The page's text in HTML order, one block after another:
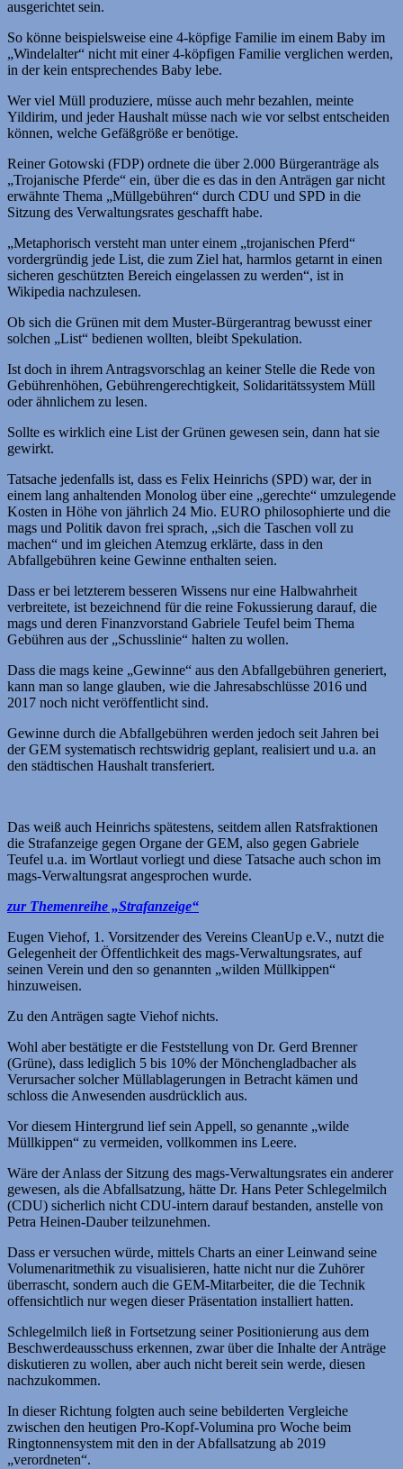
ausgerichtet sein.
So könne beispielsweise eine 4-köpfige Familie im einem Baby im
„Windelalter“ nicht mit einer 4-köpfigen Familie verglichen werden,
in der kein entsprechendes Baby lebe.
Wer viel Müll produziere, müsse auch mehr bezahlen, meinte
Yildirim, und jeder Haushalt müsse nach wie vor selbst entscheiden
können, welche Gefäßgröße er benötige.
Reiner Gotowski (FDP) ordnete die über 2.000 Bürgeranträge als
„Trojanische Pferde“ ein, über die es das in den Anträgen gar nicht
erwähnte Thema „Müllgebühren“ durch CDU und SPD in die
Sitzung des Verwaltungsrates geschafft habe.
„Metaphorisch versteht man unter einem „trojanischen Pferd“
vordergründig jede List, die zum Ziel hat, harmlos getarnt in einen
sicheren geschützten Bereich eingelassen zu werden“, ist in
Wikipedia nachzulesen.
Ob sich die Grünen mit dem Muster-Bürgerantrag bewusst einer
solchen „List“ bedienen wollten, bleibt Spekulation.
Ist doch in ihrem Antragsvorschlag an keiner Stelle die Rede von
Gebührenhöhen, Gebührengerechtigkeit, Solidaritätssystem Müll
oder ähnlichem zu lesen.
Sollte es wirklich eine List der Grünen gewesen sein, dann hat sie
gewirkt.
Tatsache jedenfalls ist, dass es Felix Heinrichs (SPD) war, der in
einem lang anhaltenden Monolog über eine „gerechte“ umzulegende
Kosten in Höhe von jährlich 24 Mio. EURO philosophierte und die
mags und Politik davon frei sprach, „sich die Taschen voll zu
machen“ und im gleichen Atemzug erklärte, dass in den
Abfallgebühren keine Gewinne enthalten seien.
Dass er bei letzterem besseren Wissens nur eine Halbwahrheit
verbreitete, ist bezeichnend für die reine Fokussierung darauf, die
mags und deren Finanzvorstand Gabriele Teufel beim Thema
Gebühren aus der „Schusslinie“ halten zu wollen.
Dass die mags keine „Gewinne“ aus den Abfallgebühren generiert,
kann man so lange glauben, wie die Jahresabschlüsse 2016 und
2017 noch nicht veröffentlicht sind.
Gewinne durch die Abfallgebühren werden jedoch seit Jahren bei
der GEM systematisch rechtswidrig geplant, realisiert und u.a. an
den städtischen Haushalt transferiert.
Das weiß auch Heinrichs spätestens, seitdem allen Ratsfraktionen
die Strafanzeige gegen Organe der GEM, also gegen Gabriele
Teufel u.a. im Wortlaut vorliegt und diese Tatsache auch schon im
mags-Verwaltungsrat angesprochen wurde.
zur Themenreihe „Strafanzeige“
Eugen Viehof, 1. Vorsitzender des Vereins CleanUp e.V., nutzt die
Gelegenheit der Öffentlichkeit des mags-Verwaltungsrates, auf
seinen Verein und den so genannten „wilden Müllkippen“
hinzuweisen.
Zu den Anträgen sagte Viehof nichts.
Wohl aber bestätigte er die Feststellung von Dr. Gerd Brenner
(Grüne), dass lediglich 5 bis 10% der Mönchengladbacher als
Verursacher solcher Müllablagerungen in Betracht kämen und
schloss die Anwesenden ausdrücklich aus.
Vor diesem Hintergrund lief sein Appell, so genannte „wilde
Müllkippen“ zu vermeiden, vollkommen ins Leere.
Wäre der Anlass der Sitzung des mags-Verwaltungsrates ein anderer
gewesen, als die Abfallsatzung, hätte Dr. Hans Peter Schlegelmilch
(CDU) sicherlich nicht CDU-intern darauf bestanden, anstelle von
Petra Heinen-Dauber teilzunehmen.
Dass er versuchen würde, mittels Charts an einer Leinwand seine
Volumenaritmethik zu visualisieren, hatte nicht nur die Zuhörer
überrascht, sondern auch die GEM-Mitarbeiter, die die Technik
offensichtlich nur wegen dieser Präsentation installiert hatten.
Schlegelmilch ließ in Fortsetzung seiner Positionierung aus dem
Beschwerdeausschuss erkennen, zwar über die Inhalte der Anträge
diskutieren zu wollen, aber auch nicht bereit sein werde, diesen
nachzukommen.
In dieser Richtung folgten auch seine bebilderten Vergleiche
zwischen den heutigen Pro-Kopf-Volumina pro Woche beim
Ringtonnensystem mit den in der Abfallsatzung ab 2019
„verordneten“.